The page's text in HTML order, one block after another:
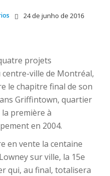
24 de junho de 2016
projets
ville de Montréal,
le chapitre final de son
Griffintown, quartier
première à
en 2004.
en vente la centaine
sur ville, la 15e
qui, au final, totalisera